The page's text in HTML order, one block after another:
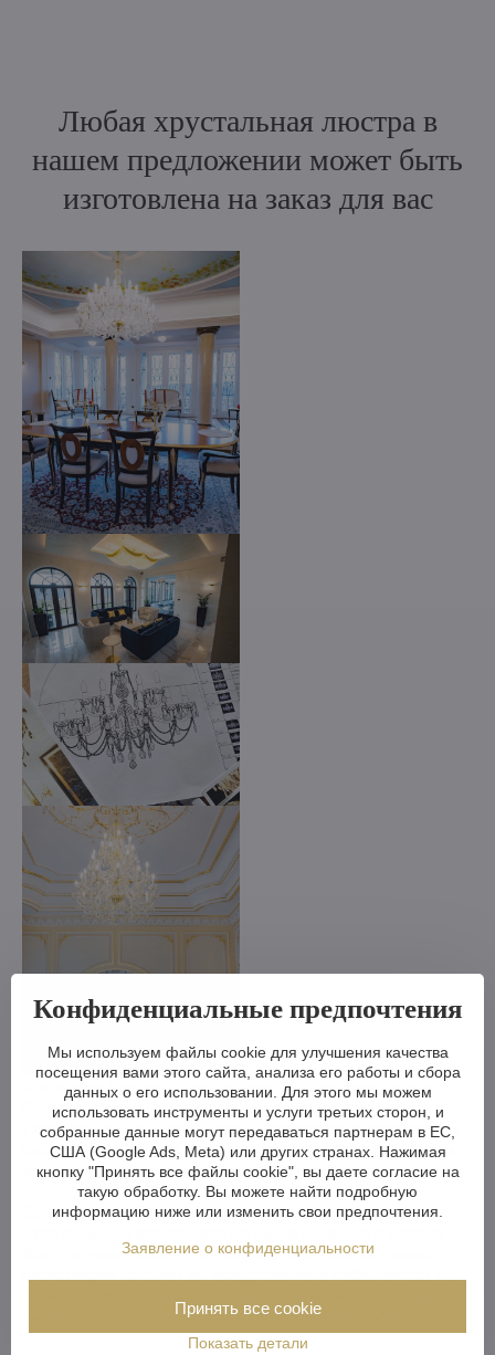
Любая хрустальная люстра в
нашем предложении может быть
изготовлена на заказ для вас
Мы можем сделать хрустальную люстру меньше или
больше, изменить кронштейны, количество лампочек,
укоротить или удлинить цепь - возможности практически
безграничны. А если вам этого недостаточно, мы можем
изготовить хрустальную люстру по вашему проекту.
Если вы не выбрали люстру из нашего ассортимента, мы
Все, что вам нужно, - это рисунок или даже картинка/
фотография того, как вы представляете себе люстру. Мы
вышлем вам эскизы, включая визуальные изображения.
Конфиденциальные предпочтения
Мы используем файлы cookie для улучшения качества
посещения вами этого сайта, анализа его работы и сбора
данных о его использовании. Для этого мы можем
использовать инструменты и услуги третьих сторон, и
собранные данные могут передаваться партнерам в ЕС,
США (Google Ads, Meta) или других странах. Нажимая
кнопку "Принять все файлы cookie", вы даете согласие на
такую обработку. Вы можете найти подробную
информацию ниже или изменить свои предпочтения.
Заявление о конфиденциальности
Показать детали
Принять все cookie